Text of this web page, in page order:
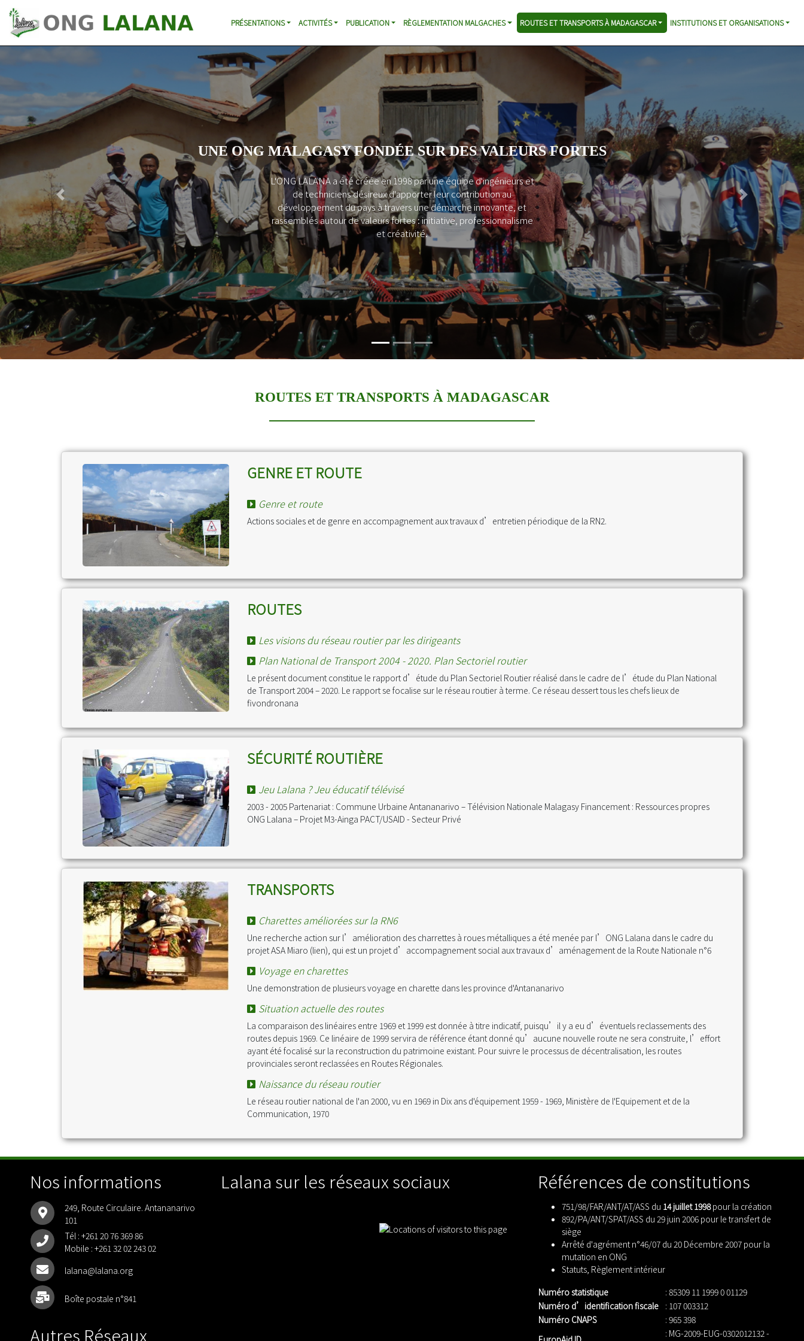
PRÉSENTATIONS ACTIVITÉS PUBLICATION RÈGLEMENTATION MALGACHES ROUTES ET TRANSPORTS À MADAGASCAR INSTITUTIONS ET ORGANISATIONS
NOS OBJECTIFS SPECIFIQUES
Augmentation de la mobilité en zone rurale
Rentabilisation des investissements en infrastructures
Contribution à la reconstitution du patrimoine routier
malgache
Soutien aux initiatives locales en faveur de la réduction de la
pauvreté
L’amélioration de l’accès aux services socio-
économiques de base
Réduction des impacts négatifs des routes
Promotion d’un comportement responsable des citoyens
et des dirigeants
Previous Next
ROUTES ET TRANSPORTS À MADAGASCAR
GENRE ET ROUTE
Genre et route
Actions sociales et de genre en accompagnement aux travaux d’entretien périodique de la RN2.
ROUTES
Les visions du réseau routier par les dirigeants
Plan National de Transport 2004 - 2020. Plan Sectoriel routier
Le présent document constitue le rapport d’étude du Plan Sectoriel Routier réalisé dans le cadre de l’étude du Plan National
de Transport 2004 – 2020. Le rapport se focalise sur le réseau routier à terme. Ce réseau dessert tous les chefs lieux de
fivondronana
SÉCURITÉ ROUTIÈRE
Jeu Lalana ? Jeu éducatif télévisé
2003 - 2005 Partenariat : Commune Urbaine Antananarivo – Télévision Nationale Malagasy Financement : Ressources propres
ONG Lalana – Projet M3-Ainga PACT/USAID - Secteur Privé
TRANSPORTS
Charettes améliorées sur la RN6
Une recherche action sur l’amélioration des charrettes à roues métalliques a été menée par l’ONG Lalana dans le cadre du
projet ASA Miaro (lien), qui est un projet d’accompagnement social aux travaux d’aménagement de la Route Nationale n°6
Voyage en charettes
Une demonstration de plusieurs voyage en charette dans les province d'Antananarivo
Situation actuelle des routes
La comparaison des linéaires entre 1969 et 1999 est donnée à titre indicatif, puisqu’il y a eu d’éventuels reclassements des
routes depuis 1969. Ce linéaire de 1999 servira de référence étant donné qu’aucune nouvelle route ne sera construite, l’effort
ayant été focalisé sur la reconstruction du patrimoine existant. Pour suivre le processus de décentralisation, les routes
provinciales seront reclassées en Routes Régionales.
Naissance du réseau routier
Le réseau routier national de l'an 2000, vu en 1969 in Dix ans d'équipement 1959 - 1969, Ministère de l'Equipement et de la
Communication, 1970
Nos informations
249, Route Circulaire. Antananarivo
101
Tél : +261 20 76 369 86
Mobile : +261 32 02 243 02
lalana@lalana.org
Boîte postale n°841
Autres Réseaux
Lalana sur les réseaux sociaux Références de constitutions
751/98/FAR/ANT/AT/ASS du 14 juillet 1998pour la création
892/PA/ANT/SPAT/ASS du 29 juin 2006 pour le transfert de
siège
Arrêté d'agrément n°46/07 du 20 Décembre 2007 pour la
mutation en ONG
Statuts, Règlement intérieur
Numéro statistique
: 85309 11 1999 0 01129
Numéro d’identification fiscale : 107 003312
Numéro CNAPS
: 965 398
: MG-2009-EUG-0302012132 -